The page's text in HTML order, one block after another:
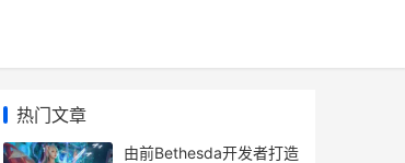
热门文章
由前Bethesda开发者打造